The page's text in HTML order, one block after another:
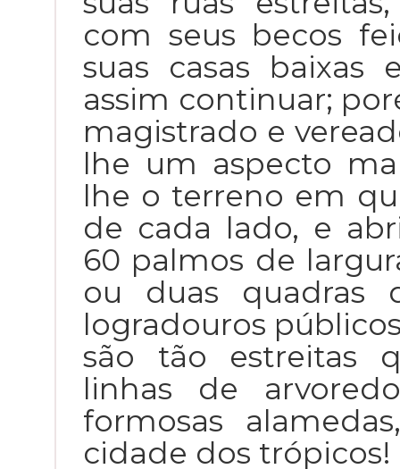
com seus becos
suas casas baixas
assim continuar;
magistrado e
lhe um aspecto
lhe o terreno em
de cada lado, e
60 palmos de
ou duas quadras
logradouros
são tão estreitas
linhas de
formosas
cidade dos trópicos!